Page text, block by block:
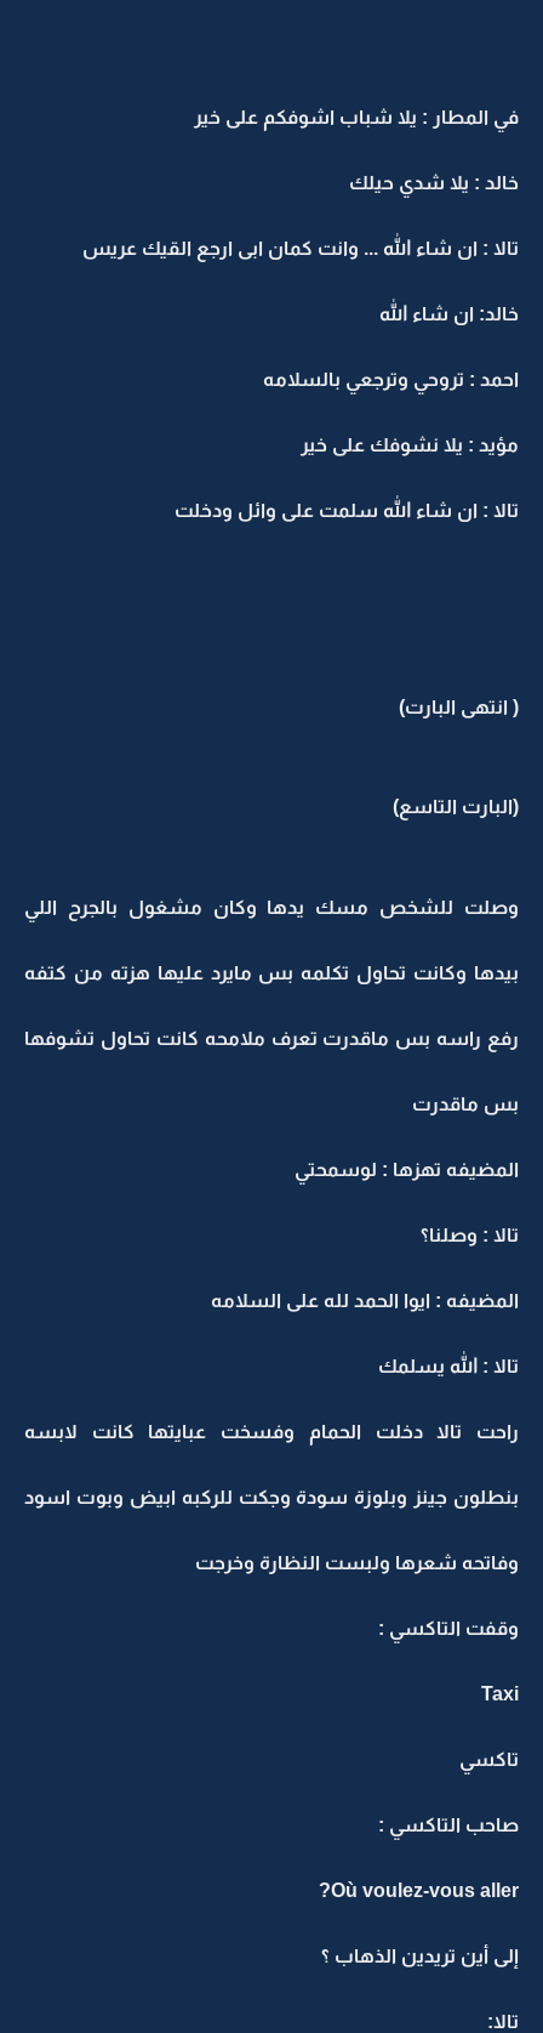
في المطار : يلا شباب اشوفكم على خير
خالد : يلا شدي حيلك
تالا : ان شاء الله ... وانت كمان ابى ارجع القيك عريس
خالد: ان شاء الله
احمد : تروحي وترجعي بالسلامه
مؤيد : يلا نشوفك على خير
تالا : ان شاء الله سلمت على وائل ودخلت
( انتهى البارت)
(البارت التاسع)
وصلت للشخص مسك يدها وكان مشغول بالجرح اللي
بيدها وكانت تحاول تكلمه بس مايرد عليها هزته من كتفه
رفع راسه بس ماقدرت تعرف ملامحه كانت تحاول تشوفها
بس ماقدرت
المضيفه تهزها : لوسمحتي
تالا : وصلنا؟
المضيفه : ايوا الحمد لله على السلامه
تالا : الله يسلمك
راحت تالا دخلت الحمام وفسخت عبايتها كانت لابسه
بنطلون جينز وبلوزة سودة وجكت للركبه ابيض وبوت اسود
وفاتحه شعرها ولبست النظارة وخرجت
وقفت التاكسي :
Taxi
تاكسي
صاحب التاكسي :
Où voulez-vous aller?
إلى أين تريدين الذهاب ؟
تالا: